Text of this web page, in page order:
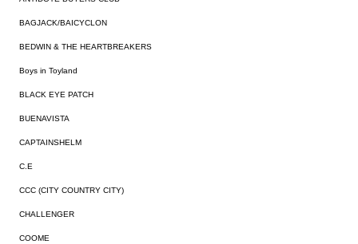
BAGJACK/BAICYCLON
BEDWIN & THE HEARTBREAKERS
Boys in Toyland
BLACK EYE PATCH
BUENAVISTA
CAPTAINSHELM
C.E
CCC (CITY COUNTRY CITY)
CHALLENGER
COOME